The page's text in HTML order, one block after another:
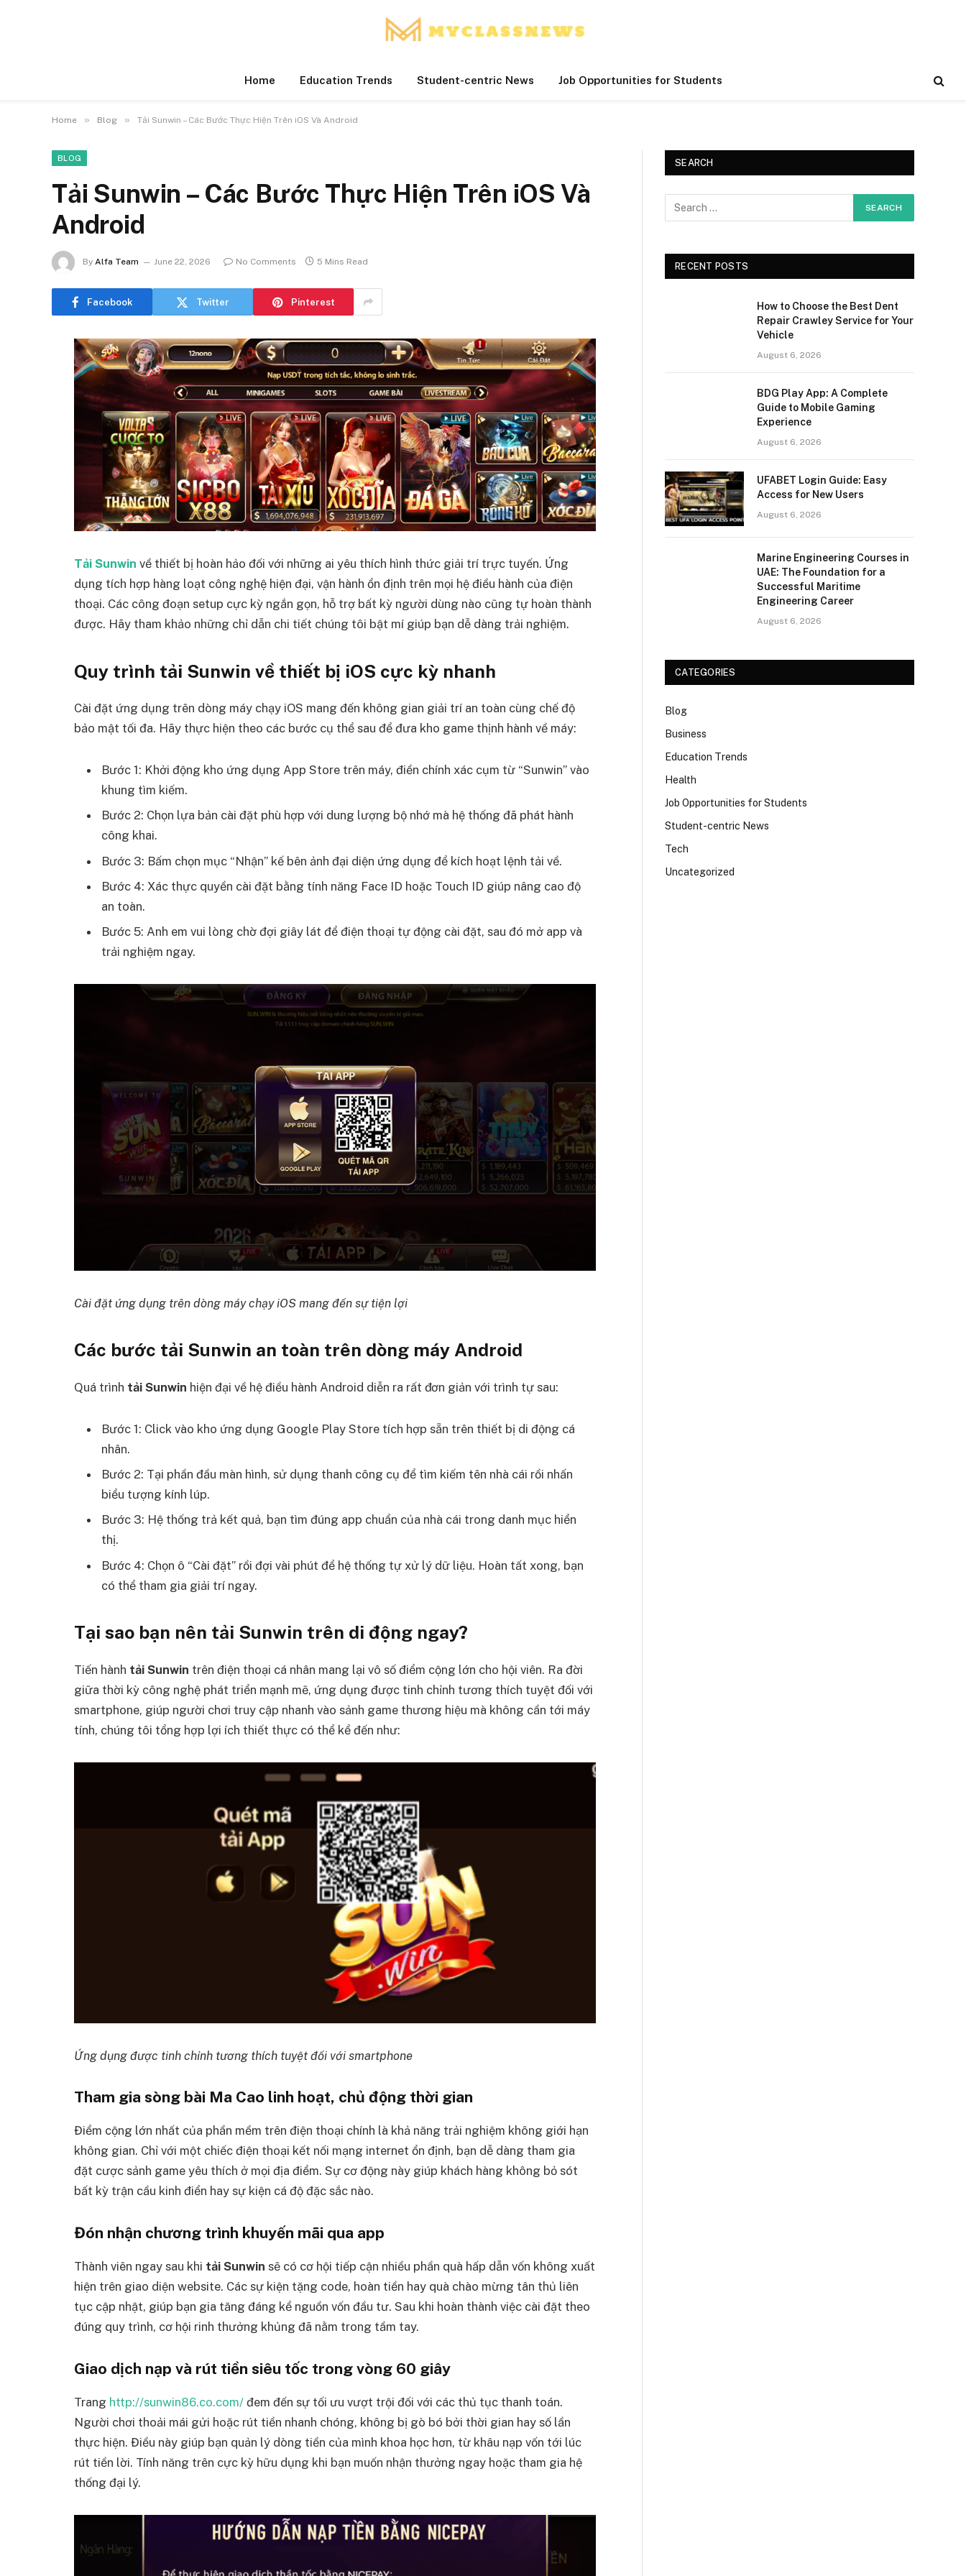
Home Education Trends Student-centric News Job Opportunities for Students
Home » Blog » Tải Sunwin – Các Bước Thực Hiện Trên iOS Và Android
BLOG
Tải Sunwin – Các Bước Thực Hiện Trên iOS Và
Android
By Alfa Team June 22, 2026 No Comments 5 Mins Read
Facebook Twitter Pinterest
Tải Sunwin về thiết bị hoàn hảo đối với những ai yêu thích hình thức giải trí trực tuyến. Ứng
dụng tích hợp hàng loạt công nghệ hiện đại, vận hành ổn định trên mọi hệ điều hành của điện
thoại. Các công đoạn setup cực kỳ ngắn gọn, hỗ trợ bất kỳ người dùng nào cũng tự hoàn thành
được. Hãy tham khảo những chỉ dẫn chi tiết chúng tôi bật mí giúp bạn dễ dàng trải nghiệm.
Quy trình tải Sunwin về thiết bị iOS cực kỳ nhanh
Cài đặt ứng dụng trên dòng máy chạy iOS mang đến không gian giải trí an toàn cùng chế độ
bảo mật tối đa. Hãy thực hiện theo các bước cụ thể sau để đưa kho game thịnh hành về máy:
Bước 1: Khởi động kho ứng dụng App Store trên máy, điền chính xác cụm từ “Sunwin” vào
khung tìm kiếm.
Bước 2: Chọn lựa bản cài đặt phù hợp với dung lượng bộ nhớ mà hệ thống đã phát hành
công khai.
Bước 3: Bấm chọn mục “Nhận” kế bên ảnh đại diện ứng dụng để kích hoạt lệnh tải về.
Bước 4: Xác thực quyền cài đặt bằng tính năng Face ID hoặc Touch ID giúp nâng cao độ
an toàn.
Bước 5: Anh em vui lòng chờ đợi giây lát để điện thoại tự động cài đặt, sau đó mở app và
trải nghiệm ngay.
Cài đặt ứng dụng trên dòng máy chạy iOS mang đến sự tiện lợi
Các bước tải Sunwin an toàn trên dòng máy Android
Quá trình tải Sunwin hiện đại về hệ điều hành Android diễn ra rất đơn giản với trình tự sau:
Bước 1: Click vào kho ứng dụng Google Play Store tích hợp sẵn trên thiết bị di động cá
nhân.
Bước 2: Tại phần đầu màn hình, sử dụng thanh công cụ để tìm kiếm tên nhà cái rồi nhấn
biểu tượng kính lúp.
Bước 3: Hệ thống trả kết quả, bạn tìm đúng app chuẩn của nhà cái trong danh mục hiển
thị.
Bước 4: Chọn ô “Cài đặt” rồi đợi vài phút để hệ thống tự xử lý dữ liệu. Hoàn tất xong, bạn
có thể tham gia giải trí ngay.
Tại sao bạn nên tải Sunwin trên di động ngay?
Tiến hành tải Sunwin trên điện thoại cá nhân mang lại vô số điểm cộng lớn cho hội viên. Ra đời
giữa thời kỳ công nghệ phát triển mạnh mẽ, ứng dụng được tinh chỉnh tương thích tuyệt đối với
smartphone, giúp người chơi truy cập nhanh vào sảnh game thương hiệu mà không cần tới máy
tính, chúng tôi tổng hợp lợi ích thiết thực có thể kể đến như:
Ứng dụng được tinh chỉnh tương thích tuyệt đối với smartphone
Tham gia sòng bài Ma Cao linh hoạt, chủ động thời gian
Điểm cộng lớn nhất của phần mềm trên điện thoại chính là khả năng trải nghiệm không giới hạn
không gian. Chỉ với một chiếc điện thoại kết nối mạng internet ổn định, bạn dễ dàng tham gia
đặt cược sảnh game yêu thích ở mọi địa điểm. Sự cơ động này giúp khách hàng không bỏ sót
bất kỳ trận cầu kinh điển hay sự kiện cá độ đặc sắc nào.
Đón nhận chương trình khuyến mãi qua app
Thành viên ngay sau khi tải Sunwin sẽ có cơ hội tiếp cận nhiều phần quà hấp dẫn vốn không xuất
hiện trên giao diện website. Các sự kiện tặng code, hoàn tiền hay quà chào mừng tân thủ liên
tục cập nhật, giúp bạn gia tăng đáng kể nguồn vốn đầu tư. Sau khi hoàn thành việc cài đặt theo
đúng quy trình, cơ hội rinh thưởng khủng đã nằm trong tầm tay.
Giao dịch nạp và rút tiền siêu tốc trong vòng 60 giây
Trang http://sunwin86.co.com/ đem đến sự tối ưu vượt trội đối với các thủ tục thanh toán.
Người chơi thoải mái gửi hoặc rút tiền nhanh chóng, không bị gò bó bởi thời gian hay số lần
thực hiện. Điều này giúp bạn quản lý dòng tiền của mình khoa học hơn, từ khâu nạp vốn tới lúc
rút tiền lời. Tính năng trên cực kỳ hữu dụng khi bạn muốn nhận thưởng ngay hoặc tham gia hệ
thống đại lý.
SEARCH
RECENT POSTS
How to Choose the Best Dent
Repair Crawley Service for Your
Vehicle
August 6, 2026
BDG Play App: A Complete
Guide to Mobile Gaming
Experience
August 6, 2026
UFABET Login Guide: Easy
Access for New Users
August 6, 2026
Marine Engineering Courses in
UAE: The Foundation for a
Successful Maritime
Engineering Career
August 6, 2026
CATEGORIES
Blog
Business
Education Trends
Health
Job Opportunities for Students
Student-centric News
Tech
Uncategorized